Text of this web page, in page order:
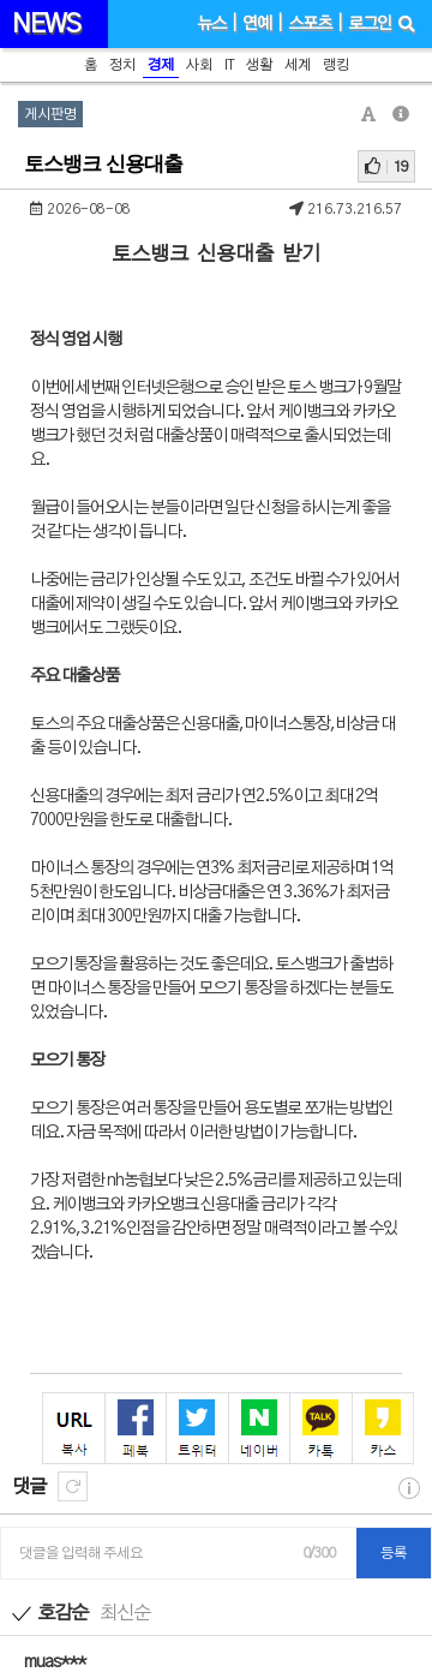
NEWS 뉴스 연예 스포츠 로그인
홈 정치 경제 사회 IT 생활 세계 랭킹
게시판명
토스뱅크 신용대출 19
2026-08-08 216.73.216.57
토스뱅크 신용대출 받기
정식 영업 시행
이번에 세번째 인터넷은행으로 승인 받은 토스 뱅크가 9월말
정식 영업을 시행하게 되었습니다. 앞서 케이뱅크와 카카오
뱅크가 했던 것 처럼 대출상품이 매력적으로 출시되었는데
요.
월급이 들어오시는 분들이라면 일단 신청을 하시는게 좋을
것 같다는 생각이 듭니다.
나중에는 금리가 인상될 수도 있고, 조건도 바뀔 수가 있어서
대출에 제약이 생길 수도 있습니다. 앞서 케이뱅크와 카카오
뱅크에서도 그랬듯이요.
주요 대출상품
토스의 주요 대출상품은 신용대출,마이너스통장,비상금 대
출 등이 있습니다.
신용대출의 경우에는 최저 금리가 연2.5%이고 최대 2억
7000만원을 한도로 대출합니다.
마이너스 통장의 경우에는 연3% 최저금리로 제공하며 1억
5천만원이 한도입니다. 비상금대출은 연 3.36%가 최저금
리이며 최대 300만원까지 대출 가능합니다.
모으기통장을 활용하는 것도 좋은데요. 토스뱅크가 출범하
면 마이너스 통장을 만들어 모으기 통장을 하겠다는 분들도
있었습니다.
모으기 통장
모으기 통장은 여러 통장을 만들어 용도별로 쪼개는 방법인
데요. 자금 목적에 따라서 이러한 방법이 가능합니다.
가장 저렴한 nh농협보다 낮은 2.5%금리를 제공하고 있는데
요. 케이뱅크와 카카오뱅크 신용대출 금리가 각각
2.91%,3.21%인점을 감안하면 정말 매력적이라고 볼 수있
겠습니다.
댓글
댓글을 입력해 주세요 0/300 등록
호감순 최신순
muas***